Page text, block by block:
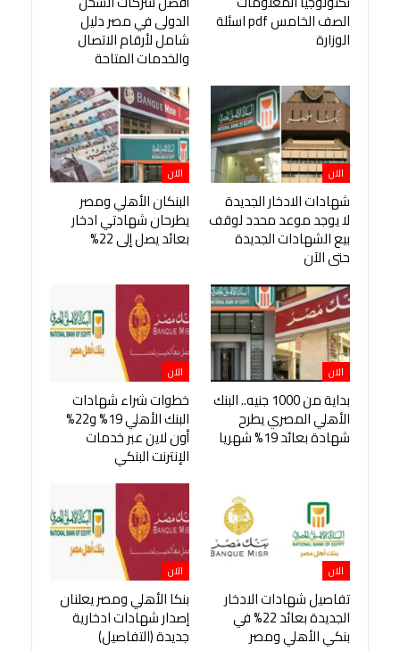
الصف الخامس pdf اسئلة
الوزارة
الدولى في مصر دليل
شامل لأرقام الاتصال
والخدمات المتاحة
الان
شهادات الادخار الجديدة
لا يوجد موعد محدد لوقف
بيع الشهادات الجديدة
حتى الآن
الان
البنكان الأهلي ومصر
يطرحان شهادتي ادخار
بعائد يصل إلى 22%
الان
بداية من 1000 جنيه.. البنك
الأهلي المصري يطرح
شهادة بعائد 19% شهريا
الان
خطوات شراء شهادات
البنك الأهلي 19% و22%
أون لاين عبر خدمات
الإنترنت البنكي
الان
تفاصيل شهادات الادخار
الجديدة بعائد 22% في
بنكي الأهلي ومصر
الان
بنكا الأهلي ومصر يعلنان
إصدار شهادات ادخارية
جديدة (التفاصيل)